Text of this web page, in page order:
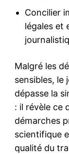
Concilier
légales et
Malgré les
sensibles, le
dépasse la
: il révèle ce
démarches
scientifique
qualité du